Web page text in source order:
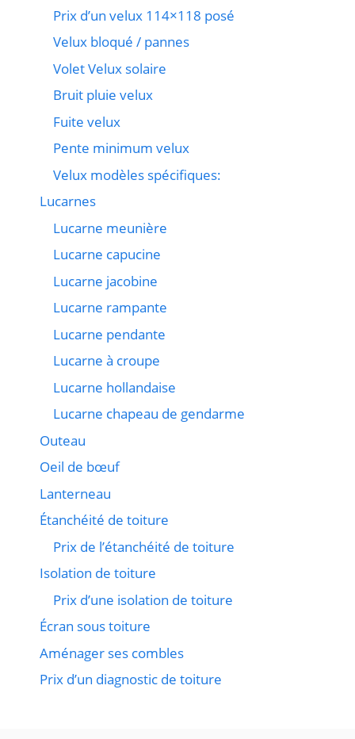
Prix d’un velux 114×118 posé
Velux bloqué / pannes
Volet Velux solaire
Bruit pluie velux
Fuite velux
Pente minimum velux
Velux modèles spécifiques:
Lucarnes
Lucarne meunière
Lucarne capucine
Lucarne jacobine
Lucarne rampante
Lucarne pendante
Lucarne à croupe
Lucarne hollandaise
Lucarne chapeau de gendarme
Outeau
Oeil de bœuf
Lanterneau
Étanchéité de toiture
Prix de l’étanchéité de toiture
Isolation de toiture
Prix d’une isolation de toiture
Écran sous toiture
Aménager ses combles
Prix d’un diagnostic de toiture